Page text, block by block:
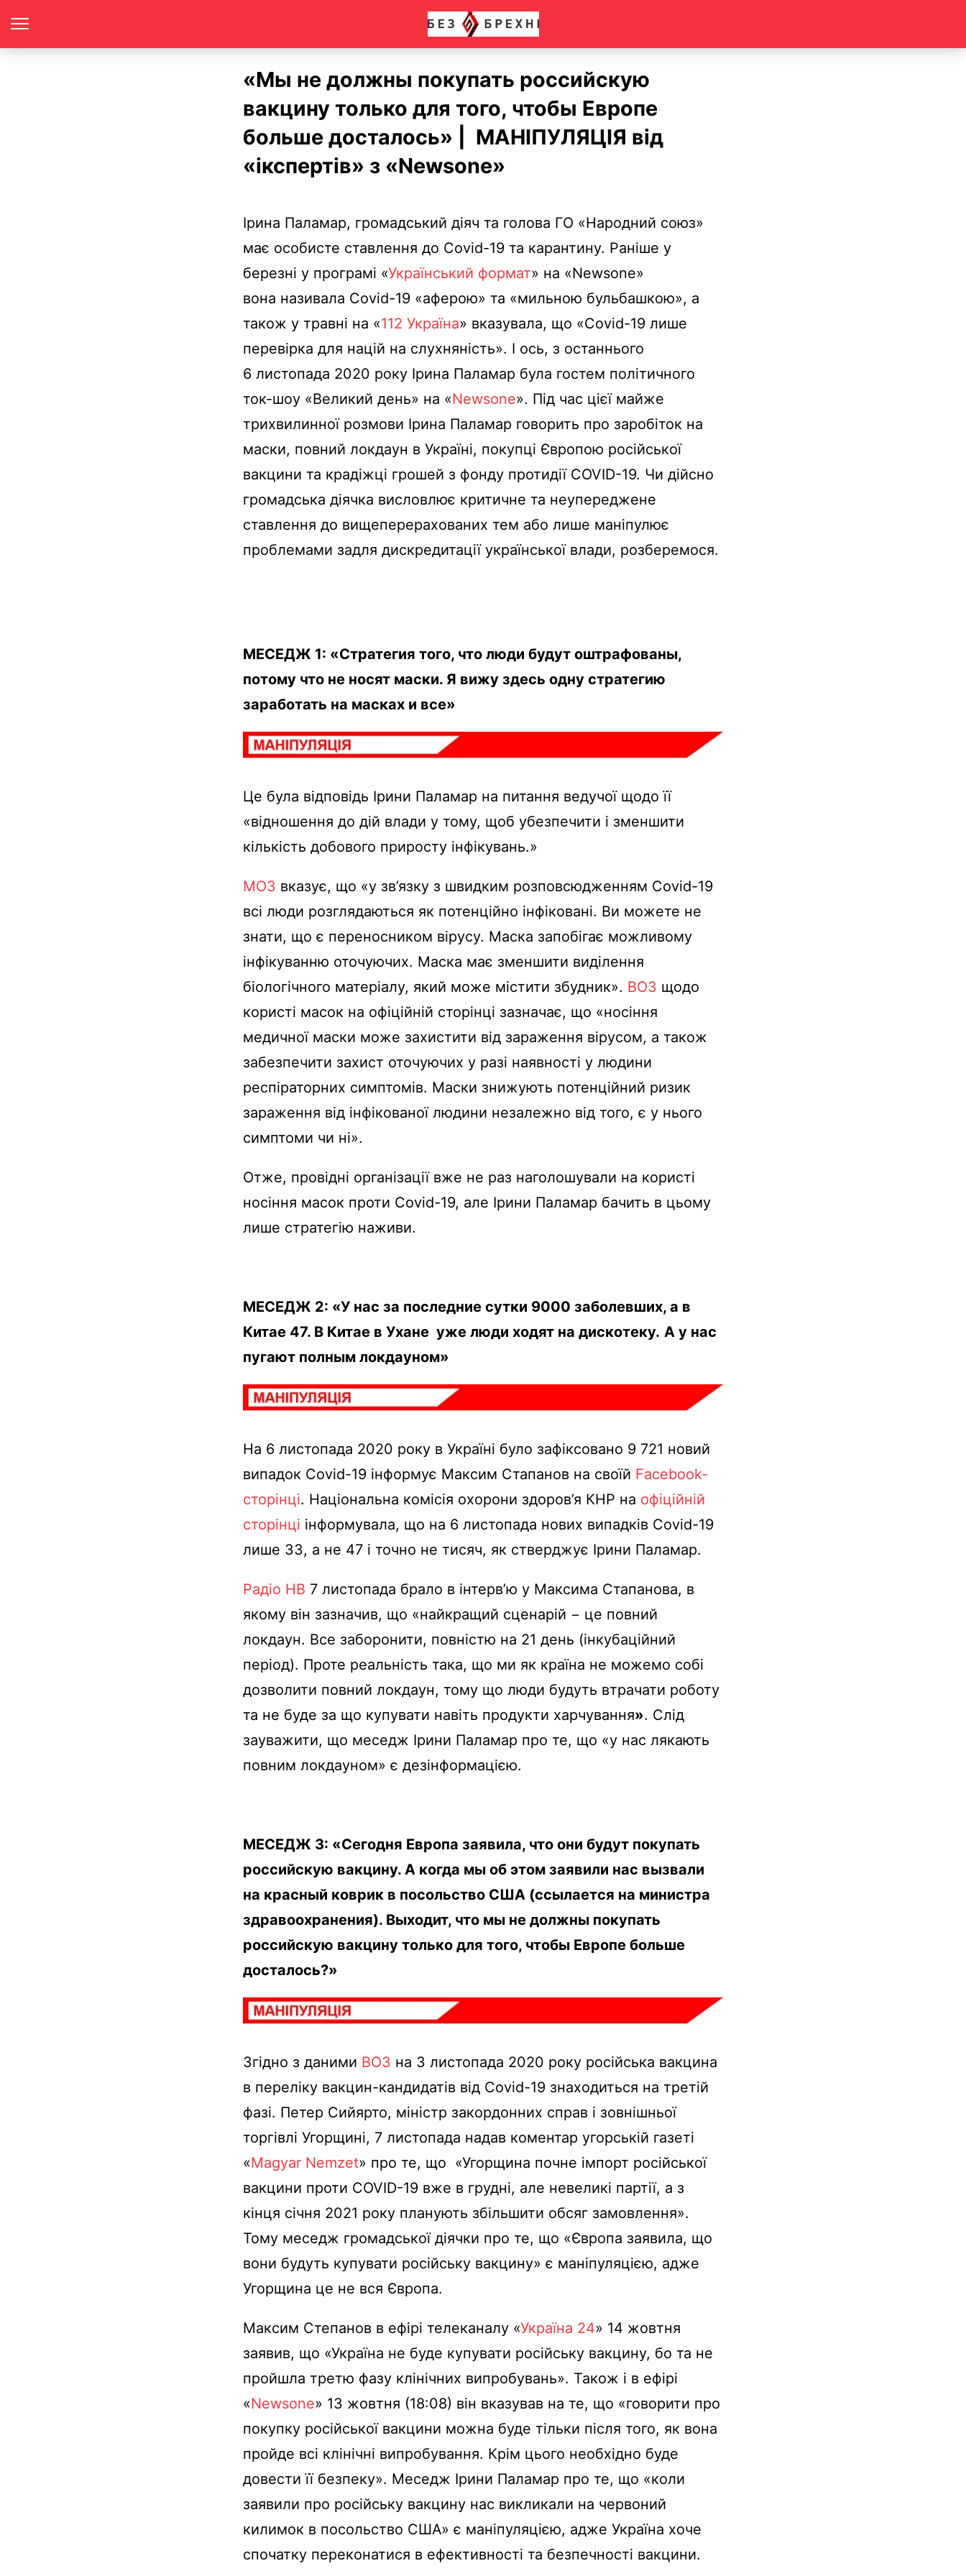
«Мы не должны покупать российскую
вакцину только для того, чтобы Европе
больше досталось» | МАНІПУЛЯЦІЯ від
«ікспертів» з «Newsone»
Ірина Паламар, громадський діяч та голова ГО «Народний союз»
має особисте ставлення до Covid-19 та карантину. Раніше у
березні у програмі «Український формат» на «Newsone»
вона називала Covid-19 «аферою» та «мильною бульбашкою», а
також у травні на «112 Україна» вказувала, що «Covid-19 лише
перевірка для націй на слухняність». І ось, з останнього
6 листопада 2020 року Ірина Паламар була гостем політичного
ток-шоу «Великий день» на «Newsone». Під час цієї майже
трихвилинної розмови Ірина Паламар говорить про заробіток на
маски, повний локдаун в Україні, покупці Європою російської
вакцини та крадіжці грошей з фонду протидії COVID-19. Чи дійсно
громадська діячка висловлює критичне та неупереджене
ставлення до вищеперерахованих тем або лише маніпулює
проблемами задля дискредитації української влади, розберемося.
МЕСЕДЖ 1: «Стратегия того, что люди будут оштрафованы,
потому что не носят маски. Я вижу здесь одну стратегию
заработать на масках и все»
Це була відповідь Ірини Паламар на питання ведучої щодо її
«відношення до дій влади у тому, щоб убезпечити і зменшити
кількість добового приросту інфікувань.»
МОЗ вказує, що «у зв’язку з швидким розповсюдженням Covid-19
всі люди розглядаються як потенційно інфіковані. Ви можете не
знати, що є переносником вірусу. Маска запобігає можливому
інфікуванню оточуючих. Маска має зменшити виділення
біологічного матеріалу, який може містити збудник». ВОЗ щодо
користі масок на офіційній сторінці зазначає, що «носіння
медичної маски може захистити від зараження вірусом, а також
забезпечити захист оточуючих у разі наявності у людини
респіраторних симптомів. Маски знижують потенційний ризик
зараження від інфікованої людини незалежно від того, є у нього
симптоми чи ні».
Отже, провідні організації вже не раз наголошували на користі
носіння масок проти Covid-19, але Ірини Паламар бачить в цьому
лише стратегію наживи.
МЕСЕДЖ 2: «У нас за последние сутки 9000 заболевших, а в
Китае 47. В Китае в Ухане уже люди ходят на дискотеку. А у нас
пугают полным локдауном»
На 6 листопада 2020 року в Україні було зафіксовано 9 721 новий
випадок Covid-19 інформує Максим Стапанов на своїй Facebook-
сторінці. Національна комісія охорони здоров’я КНР на офіційній
сторінці інформувала, що на 6 листопада нових випадків Covid-19
лише 33, а не 47 і точно не тисяч, як стверджує Ірини Паламар.
Радіо НВ 7 листопада брало в інтерв’ю у Максима Стапанова, в
якому він зазначив, що «найкращий сценарій − це повний
локдаун. Все заборонити, повністю на 21 день (інкубаційний
період). Проте реальність така, що ми як країна не можемо собі
дозволити повний локдаун, тому що люди будуть втрачати роботу
та не буде за що купувати навіть продукти харчування». Слід
зауважити, що меседж Ірини Паламар про те, що «у нас лякають
повним локдауном» є дезінформацією.
МЕСЕДЖ 3: «Сегодня Европа заявила, что они будут покупать
российскую вакцину. А когда мы об этом заявили нас вызвали
на красный коврик в посольство США (ссылается на министра
здравоохранения). Выходит, что мы не должны покупать
российскую вакцину только для того, чтобы Европе больше
досталось?»
Згідно з даними ВОЗ на 3 листопада 2020 року російська вакцина
в переліку вакцин-кандидатів від Covid-19 знаходиться на третій
фазі. Петер Сийярто, міністр закордонних справ і зовнішньої
торгівлі Угорщині, 7 листопада надав коментар угорській газеті
«Magyar Nemzet» про те, що «Угорщина почне імпорт російської
вакцини проти COVID-19 вже в грудні, але невеликі партії, а з
кінця січня 2021 року планують збільшити обсяг замовлення».
Тому меседж громадської діячки про те, що «Європа заявила, що
вони будуть купувати російську вакцину» є маніпуляцією, адже
Угорщина це не вся Європа.
Максим Степанов в ефірі телеканалу «Україна 24» 14 жовтня
заявив, що «Україна не буде купувати російську вакцину, бо та не
пройшла третю фазу клінічних випробувань». Також і в ефірі
«Newsone» 13 жовтня (18:08) він вказував на те, що «говорити про
покупку російської вакцини можна буде тільки після того, як вона
пройде всі клінічні випробування. Крім цього необхідно буде
довести її безпеку». Меседж Ірини Паламар про те, що «коли
заявили про російську вакцину нас викликали на червоний
килимок в посольство США» є маніпуляцією, адже Україна хоче
спочатку переконатися в ефективності та безпечності вакцини.